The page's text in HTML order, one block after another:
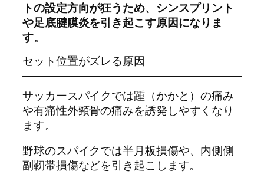
トの設定方向が狂うため、シンスプリント
や足底腱膜炎を引き起こす原因になりま
す。
セット位置がズレる原因
サッカースパイクでは踵（かかと）の痛み
や有痛性外頸骨の痛みを誘発しやすくなり
ます。
野球のスパイクでは半月板損傷や、 内側側
副靭帯損傷などを引き起こします。